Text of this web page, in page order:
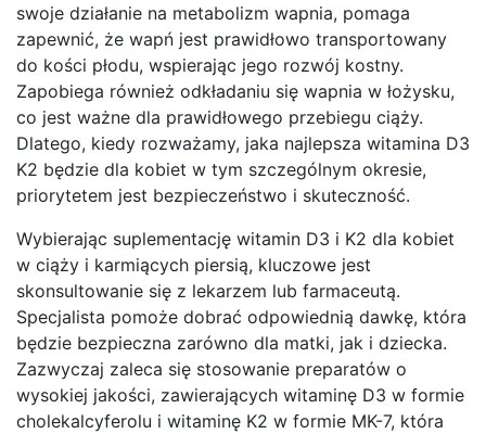
swoje działanie na metabolizm wapnia, pomaga
zapewnić, że wapń jest prawidłowo transportowany
do kości płodu, wspierając jego rozwój kostny.
Zapobiega również odkładaniu się wapnia w łożysku,
co jest ważne dla prawidłowego przebiegu ciąży.
Dlatego, kiedy rozważamy, jaka najlepsza witamina D3
K2 będzie dla kobiet w tym szczególnym okresie,
priorytetem jest bezpieczeństwo i skuteczność.
Wybierając suplementację witamin D3 i K2 dla kobiet
w ciąży i karmiących piersią, kluczowe jest
skonsultowanie się z lekarzem lub farmaceutą.
Specjalista pomoże dobrać odpowiednią dawkę, która
będzie bezpieczna zarówno dla matki, jak i dziecka.
Zazwyczaj zaleca się stosowanie preparatów o
wysokiej jakości, zawierających witaminę D3 w formie
cholekalcyferolu i witaminę K2 w formie MK-7, która